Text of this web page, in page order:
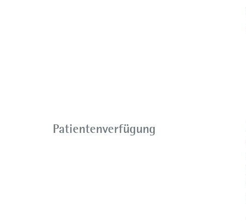
Patientenverfügung